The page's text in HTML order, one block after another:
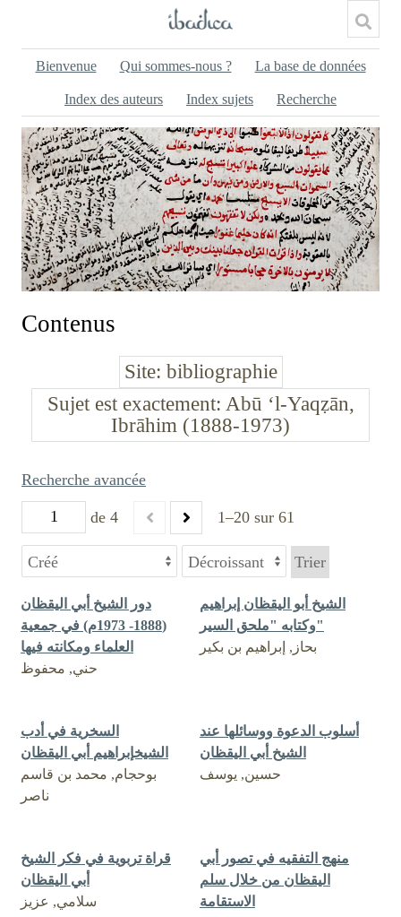
Bienvenue Qui sommes-nous ? La base de données
Index des auteurs Index sujets Recherche
Contenus
Site bibliographie
Sujet est exactement Abū ‘l-Yaqẓān,
Ibrāhim (1888-1973)
de 4 1–20 sur 61
Recherche avancée
Trier
دور الشيخ أبي اليقظان
(1888- 1973م) في جمعية
العلماء ومكانته فيها
حني, محفوظ
الشيخ أبو اليقظان إبراهيم
وكتابه "ملحق السير"
بحاز, إبراهيم بن بكير
السخرية في أدب
الشيخإبراهيم أبي اليقظان
بوحجام, محمد بن قاسم
ناصر
أسلوب الدعوة ووسائلها عند
الشيخ أبي اليقظان
حسين, يوسف
قراة تربوية في فكر الشيخ
أبي اليقظان
سلامي, عزيز
منهج التفقيه في تصور أبي
اليقظان من خلال سلم
الاستقامة